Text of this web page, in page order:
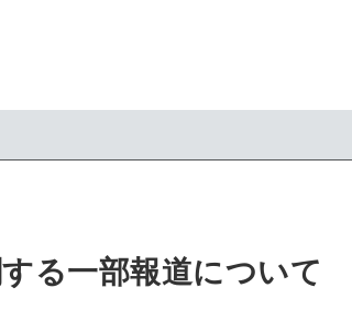
る一部報道について